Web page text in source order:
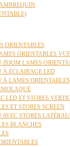
ORIENTABLES
ORIENTABLES
LAMES
À ÉCLAIRAGE LED
LAMES
LED ET STORES
ET STORES SCREEN
STORES
BLANCHES